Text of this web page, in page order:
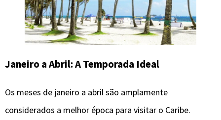
Janeiro a Abril: A Temporada Ideal
Os meses de janeiro a abril são amplamente
considerados a melhor época para visitar o Caribe.